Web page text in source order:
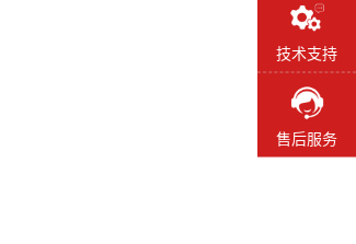
技术支持
售后服务